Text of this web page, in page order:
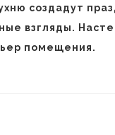
создадут
взгляды.
помещения.